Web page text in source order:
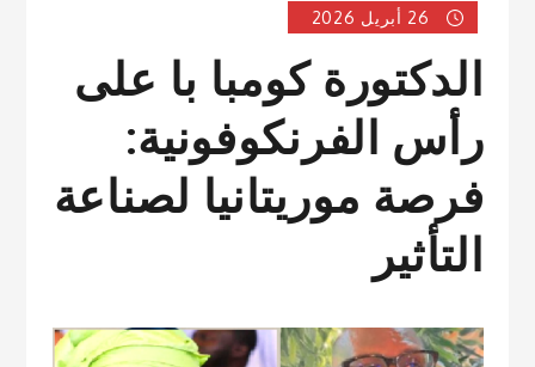
26 أبريل 2026
الدكتورة كومبا با على
رأس الفرنكوفونية:
فرصة موريتانيا لصناعة
التأثير